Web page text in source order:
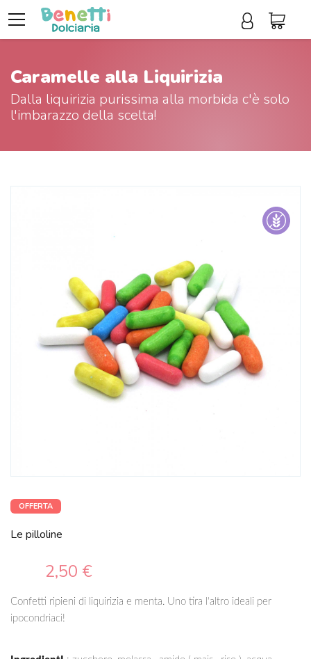
Caramelle alla Liquirizia
Dalla liquirizia purissima alla morbida c'è solo
l'imbarazzo della scelta!
OFFERTA
Le pilloline
2,50 €
Confetti ripieni di liquirizia e menta. Uno tira l'altro ideali per
ipocondriaci!